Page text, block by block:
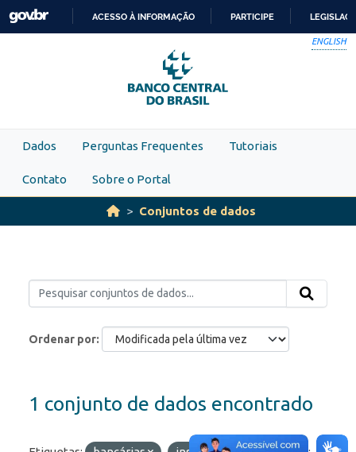
Skip to main content
PARA
O
CONTEÚDO
ACESSO À INFORMAÇÃO PARTICIPE
ENGLISH
Dados Perguntas Frequentes Tutoriais
Contato Sobre o Portal
Conjuntos de dados
Ordenar por
1 conjunto de dados encontrado